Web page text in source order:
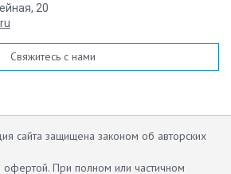
20
Свяжитесь с нами
сайта защищена законом об авторских
офертой. При полном или частичном